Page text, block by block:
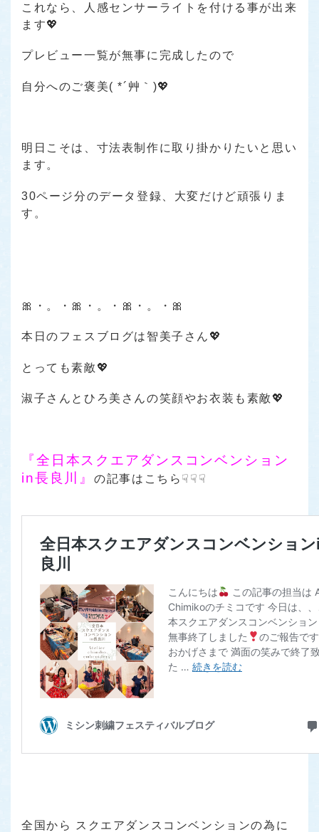
これなら、人感センサーライトを付ける事が出来
ます💖
プレビュー一覧が無事に完成したので
自分へのご褒美( *´艸｀)💖
明日こそは、寸法表制作に取り掛かりたいと思い
ます。
30ページ分のデータ登録、大変だけど頑張りま
す。
🎀・。・🎀・。・🎀・。・🎀
本日のフェスブログは智美子さん💖
とっても素敵💖
淑子さんとひろ美さんの笑顔やお衣装も素敵💖
『全日本スクエアダンスコンベンション
in長良川』の記事はこちら☟☟☟
全国から スクエアダンスコンベンションの為に